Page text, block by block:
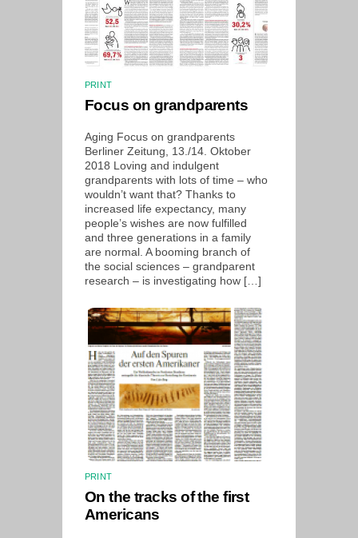
PRINT
Focus on grandparents
Aging Focus on grandparents
Berliner Zeitung, 13./14. Oktober
2018 Loving and indulgent
grandparents with lots of time – who
wouldn’t want that? Thanks to
increased life expectancy, many
people’s wishes are now fulfilled
and three generations in a family
are normal. A booming branch of
the social sciences – grandparent
research – is investigating how […]
PRINT
On the tracks of the first
Americans